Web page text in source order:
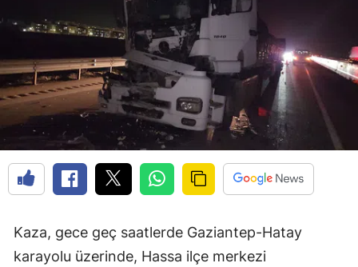
Kaza, gece geç saatlerde Gaziantep-Hatay
karayolu üzerinde, Hassa ilçe merkezi